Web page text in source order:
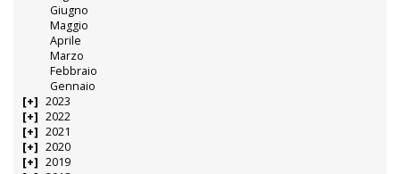
Giugno
Maggio
Aprile
Marzo
Febbraio
Gennaio
2023
2022
2021
2020
2019